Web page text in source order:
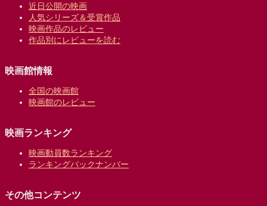
近日公開の映画
人気シリーズ＆受賞作品
映画作品のレビュー
作品別にレビューを読む
映画館情報
全国の映画館
映画館のレビュー
映画ランキング
映画動員数ランキング
ランキングバックナンバー
その他コンテンツ